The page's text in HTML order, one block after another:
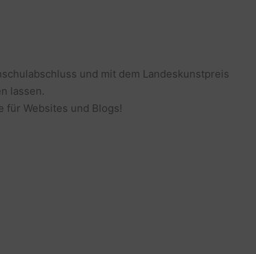
und mit dem Landeskunstpreis
lassen.
für Websites und Blogs!